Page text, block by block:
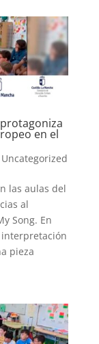
en el
Uncategorized
las aulas del
al
Song. En
pieza